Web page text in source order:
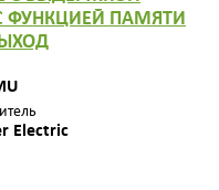
ФУНКЦИЕЙ ПАМЯТИ
Electric